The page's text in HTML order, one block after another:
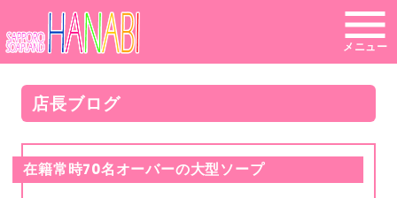
メニュー
店長ブログ
在籍常時70名オーバーの大型ソープ